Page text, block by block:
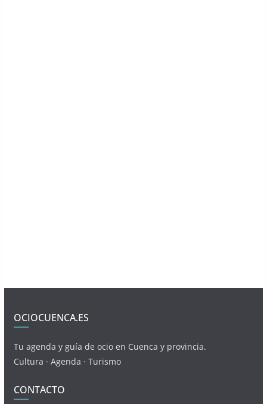
OCIOCUENCA.ES
Tu agenda y guía de ocio en Cuenca y provincia.
Cultura · Agenda · Turismo
CONTACTO